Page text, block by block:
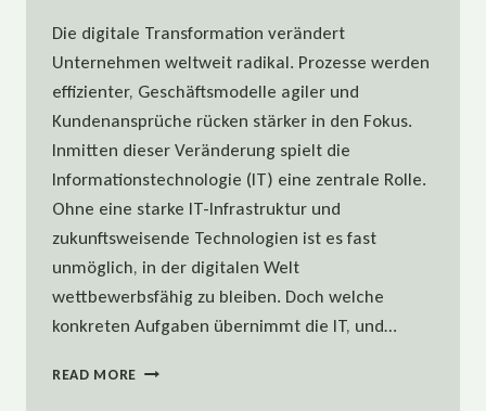
Die digitale Transformation verändert
Unternehmen weltweit radikal. Prozesse werden
effizienter, Geschäftsmodelle agiler und
Kundenansprüche rücken stärker in den Fokus.
Inmitten dieser Veränderung spielt die
Informationstechnologie (IT) eine zentrale Rolle.
Ohne eine starke IT-Infrastruktur und
zukunftsweisende Technologien ist es fast
unmöglich, in der digitalen Welt
wettbewerbsfähig zu bleiben. Doch welche
konkreten Aufgaben übernimmt die IT, und…
READ MORE DIE